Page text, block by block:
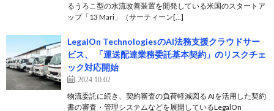
るうろこ型の水流改善装置を開発している米国のスタートア
ップ「13 Mari」（サーティーン[…]
LegalOn TechnologiesのAI法務支援クラウドサー
ビス、 「運送配達業務委託基本契約」のリスクチェ
ック対応開始
2024.10.02
物流委託に続き、契約審査の負荷軽減図る AIを活用した契約
書の審査・管理システムなどを展開しているLegalOn